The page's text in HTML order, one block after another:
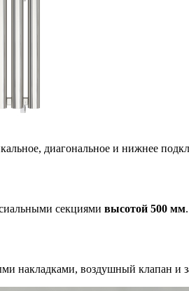
диагональное и нижнее
секциями высотой 500 мм
накладками, воздушный клапан и